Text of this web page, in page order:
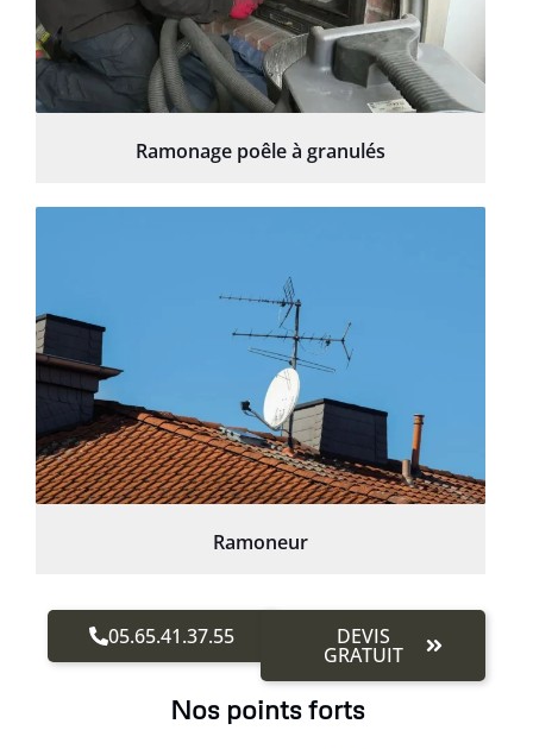
Ramonage poêle à granulés
Ramoneur
05.65.41.37.55 DEVIS
GRATUIT
Nos points forts